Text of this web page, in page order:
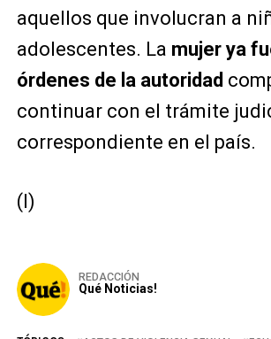
aquellos que involucran a
adolescentes. La mujer ya
órdenes de la autoridad
continuar con el trámite
correspondiente en el país.
(I)
REDACCIÓN
Qué Noticias!